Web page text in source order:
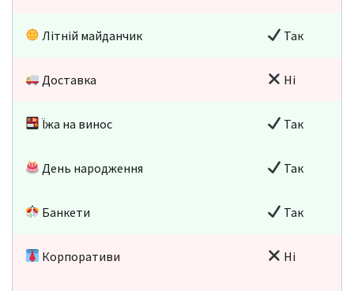
Літній майданчик Так
Доставка Ні
Їжа на винос Так
День народження Так
Банкети Так
Корпоративи Ні